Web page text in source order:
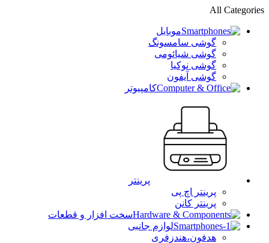
All Categories
موبایل
گوشی سامسونگ
گوشی شیائومی
گوشی نوکیا
گوشی آیفون
کامپیوتر
پرینتر
پرینتر اچ پی
پرینتر کانن
سخت افزار و قطعات
لوازم جانبی
هدفون،هندزفری